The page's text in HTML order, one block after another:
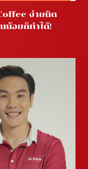
ง่ายนิด
น้อยก็ทำได้!